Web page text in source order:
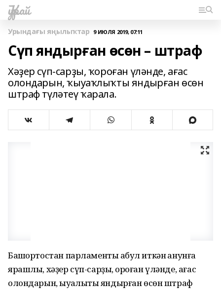
Ҡурай
Урындағы яңылыҡтар 9 ИЮЛЯ 2019, 07:11
Сүп яндырған өсөн – штраф
Хәҙер сүп-сарҙы, ҡороған үләнде, ағас
олондарын, ҡыуаҡлыҡты яндырған өсөн
штраф түләтеү ҡарала.
Башҡортостан парламенты ҡабул иткән ҡанунға
ярашлы, хәҙер сүп-сарҙы, ҡороған үләнде, ағас
олондарын, ҡыуаҡлыҡты яндырған өсөн штраф